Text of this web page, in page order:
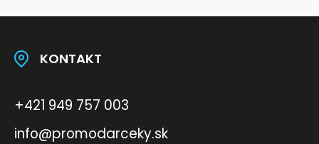
KONTAKT
+421 949 757 003
info@promodarceky.sk